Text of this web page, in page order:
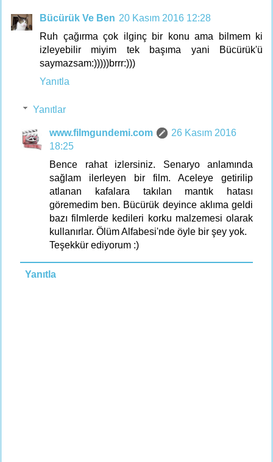
Bücürük Ve Ben 20 Kasım 2016 12:28
Ruh çağırma çok ilginç bir konu ama bilmem ki
izleyebilir miyim tek başıma yani Bücürük'ü
saymazsam:)))))brrr:)))
Yanıtla
Yanıtlar
www.filmgundemi.com
26 Kasım 2016
18:25
Bence rahat izlersiniz. Senaryo anlamında
sağlam ilerleyen bir film. Aceleye getirilip
atlanan kafalara takılan mantık hatası
göremedim ben. Bücürük deyince aklıma geldi
bazı filmlerde kedileri korku malzemesi olarak
kullanırlar. Ölüm Alfabesi'nde öyle bir şey yok.
Teşekkür ediyorum :)
Yanıtla